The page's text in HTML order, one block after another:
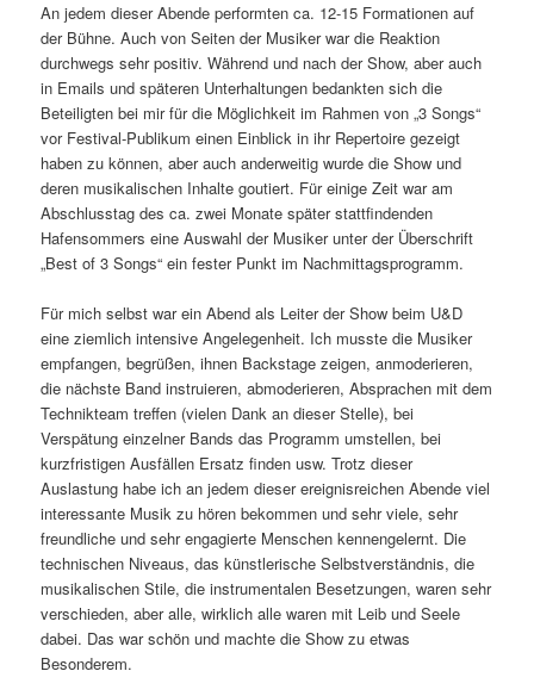
An jedem dieser Abende performten ca. 12-15 Formationen auf
der Bühne. Auch von Seiten der Musiker war die Reaktion
durchwegs sehr positiv. Während und nach der Show, aber auch
in Emails und späteren Unterhaltungen bedankten sich die
Beteiligten bei mir für die Möglichkeit im Rahmen von „3 Songs“
vor Festival-Publikum einen Einblick in ihr Repertoire gezeigt
haben zu können, aber auch anderweitig wurde die Show und
deren musikalischen Inhalte goutiert. Für einige Zeit war am
Abschlusstag des ca. zwei Monate später stattfindenden
Hafensommers eine Auswahl der Musiker unter der Überschrift
„Best of 3 Songs“ ein fester Punkt im Nachmittagsprogramm.
Für mich selbst war ein Abend als Leiter der Show beim U&D
eine ziemlich intensive Angelegenheit. Ich musste die Musiker
empfangen, begrüßen, ihnen Backstage zeigen, anmoderieren,
die nächste Band instruieren, abmoderieren, Absprachen mit dem
Technikteam treffen (vielen Dank an dieser Stelle), bei
Verspätung einzelner Bands das Programm umstellen, bei
kurzfristigen Ausfällen Ersatz finden usw. Trotz dieser
Auslastung habe ich an jedem dieser ereignisreichen Abende viel
interessante Musik zu hören bekommen und sehr viele, sehr
freundliche und sehr engagierte Menschen kennengelernt. Die
technischen Niveaus, das künstlerische Selbstverständnis, die
musikalischen Stile, die instrumentalen Besetzungen, waren sehr
verschieden, aber alle, wirklich alle waren mit Leib und Seele
dabei. Das war schön und machte die Show zu etwas
Besonderem.